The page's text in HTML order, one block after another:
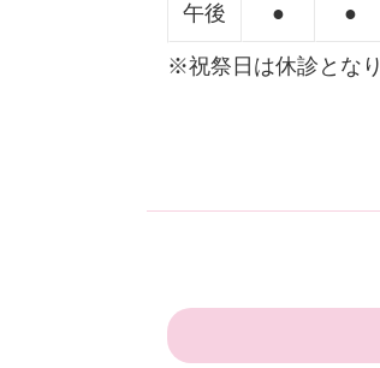
午後
● ●
※祝祭日は休診とな